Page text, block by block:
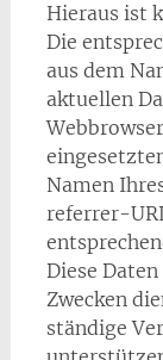
Hieraus ist
Die
aus dem
aktuellen
Namen
referrer-
Diese
Zwecken
ständige